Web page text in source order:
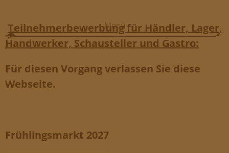
Menü
HOME
VERANSTALTUNGEN
FOTOS
Teilnehmerbewerbung für Händler, Lager,
Handwerker, Schausteller und Gastro:
Für diesen Vorgang verlassen Sie diese
Webseite.
Frühlingsmarkt 2027